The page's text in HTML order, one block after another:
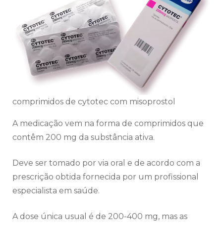
comprimidos de cytotec com misoprostol
A medicação vem na forma de comprimidos que
contêm 200 mg da substância ativa.
Deve ser tomado por via oral e de acordo com a
prescrição obtida fornecida por um profissional
especialista em saúde.
A dose única usual é de 200-400 mg, mas as